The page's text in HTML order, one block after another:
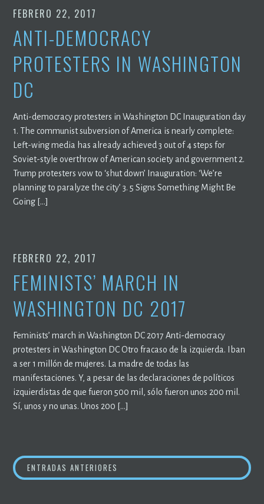
FEBRERO 22, 2017
ANTI-DEMOCRACY
PROTESTERS IN WASHINGTON
DC
Anti-democracy protesters in Washington DC Inauguration day
1. The communist subversion of America is nearly complete:
Left-wing media has already achieved 3 out of 4 steps for
Soviet-style overthrow of American society and government 2.
Trump protesters vow to ‘shut down’ Inauguration: ‘We’re
planning to paralyze the city’ 3. 5 Signs Something Might Be
Going […]
FEBRERO 22, 2017
FEMINISTS’ MARCH IN
WASHINGTON DC 2017
Feminists’ march in Washington DC 2017 Anti-democracy
protesters in Washington DC Otro fracaso de la izquierda. Iban
a ser 1 millón de mujeres. La madre de todas las
manifestaciones. Y, a pesar de las declaraciones de políticos
izquierdistas de que fueron 500 mil, sólo fueron unos 200 mil.
Sí, unos y no unas. Unos 200 […]
NAVEGACIÓN
ENTRADAS ANTERIORES